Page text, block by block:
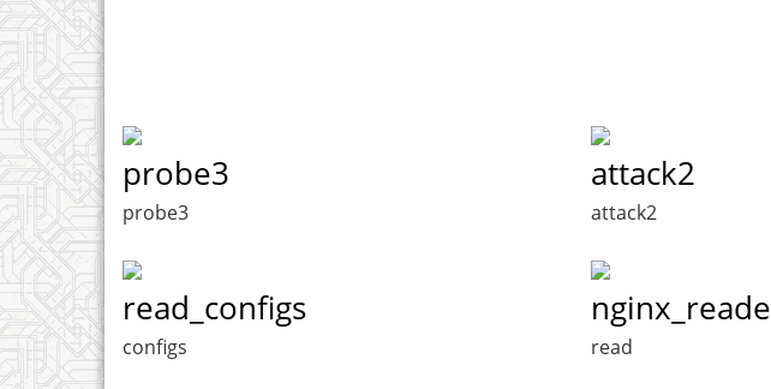
probe3
probe3
attack2
attack2
read_configs
configs read